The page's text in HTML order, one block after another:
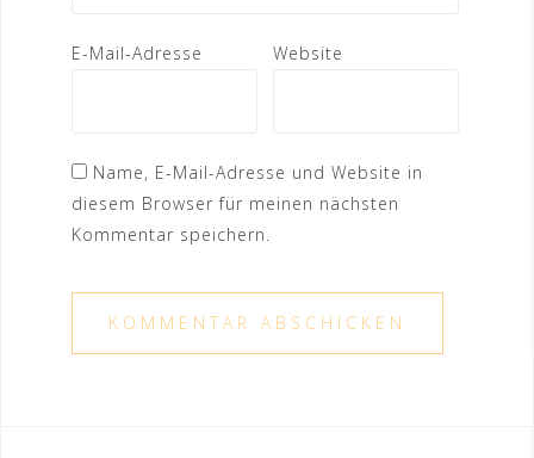
E-Mail-Adresse Website
Name, E-Mail-Adresse und Website in
diesem Browser für meinen nächsten
Kommentar speichern.